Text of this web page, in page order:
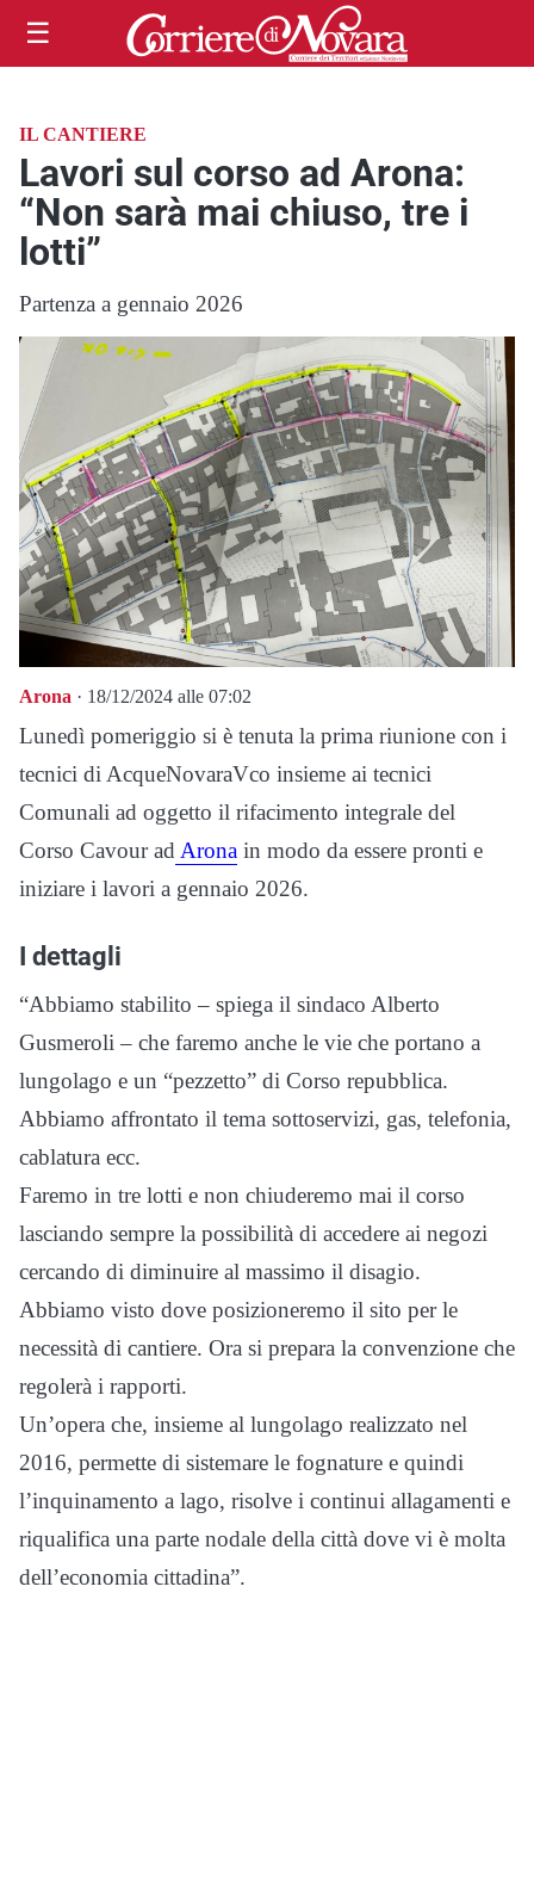
☰
IL CANTIERE
Lavori sul corso ad Arona:
“Non sarà mai chiuso, tre i
lotti”
Partenza a gennaio 2026
Arona · 18/12/2024 alle 07:02
Lunedì pomeriggio si è tenuta la prima riunione con i
tecnici di AcqueNovaraVco insieme ai tecnici
Comunali ad oggetto il rifacimento integrale del
Corso Cavour ad Arona in modo da essere pronti e
iniziare i lavori a gennaio 2026.
I dettagli
“Abbiamo stabilito – spiega il sindaco Alberto
Gusmeroli – che faremo anche le vie che portano a
lungolago e un “pezzetto” di Corso repubblica.
Abbiamo affrontato il tema sottoservizi, gas, telefonia,
cablatura ecc.
Faremo in tre lotti e non chiuderemo mai il corso
lasciando sempre la possibilità di accedere ai negozi
cercando di diminuire al massimo il disagio.
Abbiamo visto dove posizioneremo il sito per le
necessità di cantiere. Ora si prepara la convenzione che
regolerà i rapporti.
Un’opera che, insieme al lungolago realizzato nel
2016, permette di sistemare le fognature e quindi
l’inquinamento a lago, risolve i continui allagamenti e
riqualifica una parte nodale della città dove vi è molta
dell’economia cittadina”.